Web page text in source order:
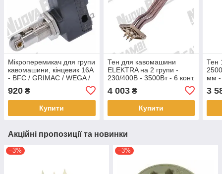
Мікроперемикач для групи
кавомашини, кінцевик 16A
- BFC / GRIMAC / WEGA /
920 ₴
Купити
Тен для кавомашини
ELEKTRA на 2 групи -
230/400В - 3500Вт - 6 конт.
- д. 315мм - з місцем для
термостату
4 003₴
Купити
Тен
мм -
3
Акційні пропозиції та новинки
–3% –3%